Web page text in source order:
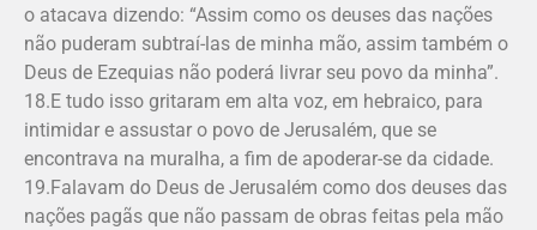
o atacava dizendo: “Assim como os deuses das nações
não puderam subtraí-las de minha mão, assim também o
Deus de Ezequias não poderá livrar seu povo da minha”.
18.E tudo isso gritaram em alta voz, em hebraico, para
intimidar e assustar o povo de Jerusalém, que se
encontrava na muralha, a fim de apoderar-se da cidade.
19.Falavam do Deus de Jerusalém como dos deuses das
nações pagãs que não passam de obras feitas pela mão